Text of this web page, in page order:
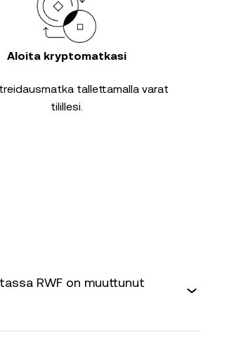
Aloita kryptomatkasi
tallettamalla varat
tilillesi.
RWF on muuttunut